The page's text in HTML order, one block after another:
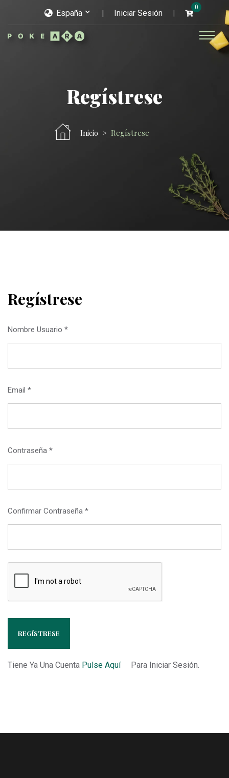
España Iniciar Sesión
0
Regístrese
Inicio Regístrese
Regístrese
Nombre Usuario *
Email *
Contraseña *
Confirmar Contraseña *
REGÍSTRESE
Tiene Ya Una Cuenta Pulse Aquí Para Iniciar Sesión.